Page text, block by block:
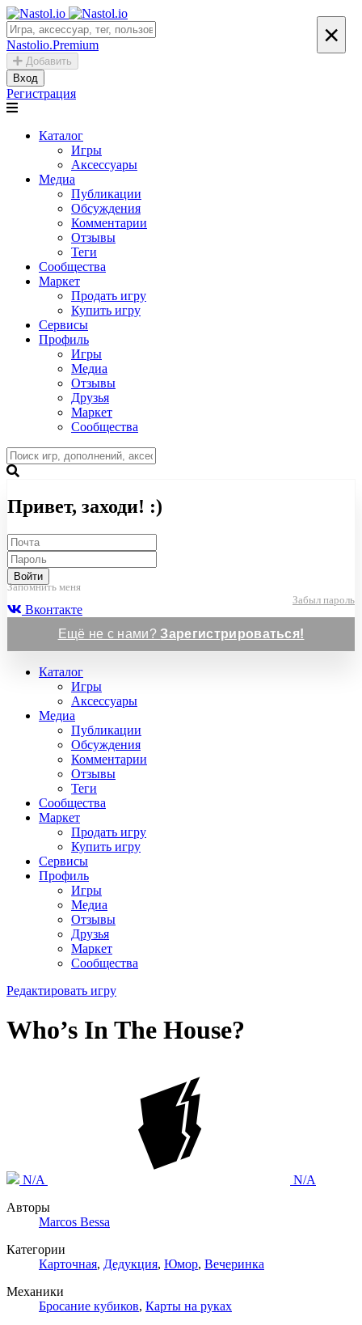
Nastolio.Premium
Добавить
Вход
Регистрация
Каталог
Игры
Аксессуары
Медиа
Публикации
Обсуждения
Комментарии
Отзывы
Теги
Сообщества
Маркет
Продать игру
Купить игру
Сервисы
Профиль
Игры
Медиа
Отзывы
Друзья
Маркет
Сообщества
×
Привет, заходи! :)
Войти
Запомнить меня
Забыл пароль
Вконтакте
Ещё не с нами?Зарегистрироваться!
Каталог
Игры
Аксессуары
Медиа
Публикации
Обсуждения
Комментарии
Отзывы
Теги
Сообщества
Маркет
Продать игру
Купить игру
Сервисы
Профиль
Игры
Медиа
Отзывы
Друзья
Маркет
Сообщества
Редактировать игру
Who’s In The House?
N/A
N/A
Авторы
Marcos Bessa
Категории
Карточная, Дедукция, Юмор, Вечеринка
Механики
Бросание кубиков, Карты на руках